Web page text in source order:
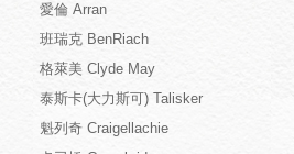
愛倫 Arran
班瑞克 BenRiach
格萊美 Clyde May
泰斯卡(大力斯可) Talisker
魁列奇 Craigellachie